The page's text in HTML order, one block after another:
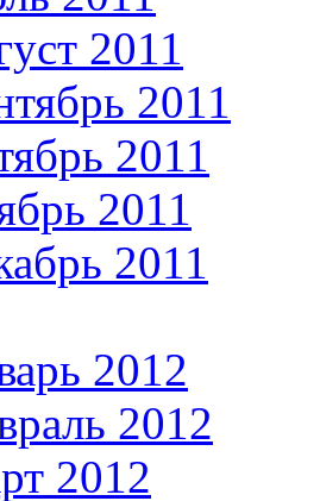
2011
2011
2011
2011
2011
2012
2012
2012